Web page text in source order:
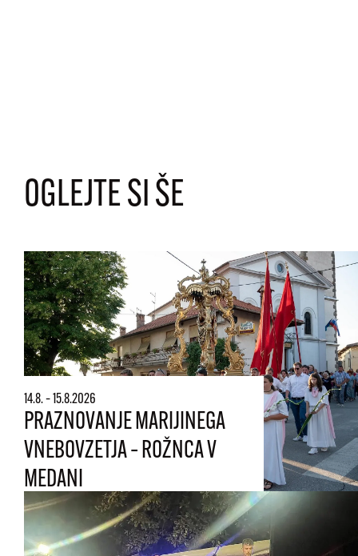
OGLEJTE SI ŠE
14.8. – 15.8.2026
PRAZNOVANJE MARIJINEGA
VNEBOVZETJA – ROŽNCA V
MEDANI